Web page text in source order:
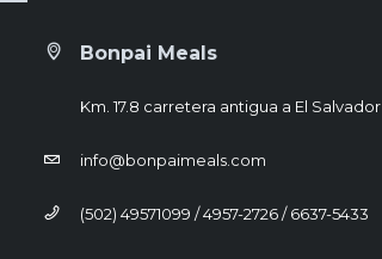
Bonpai Meals
Km. 17.8 carretera antigua a El Salvador
info@bonpaimeals.com
(502) 49571099 / 4957-2726 / 6637-5433